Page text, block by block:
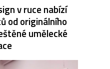
v ruce nabízí
od originálního
umělecké